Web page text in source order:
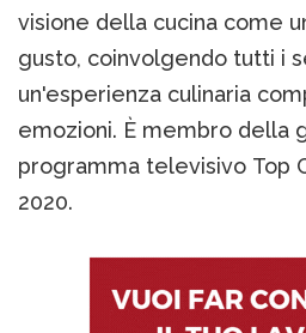
visione della cucina come
gusto, coinvolgendo tutti i
un'esperienza culinaria
emozioni. È membro della
programma televisivo Top
2020.